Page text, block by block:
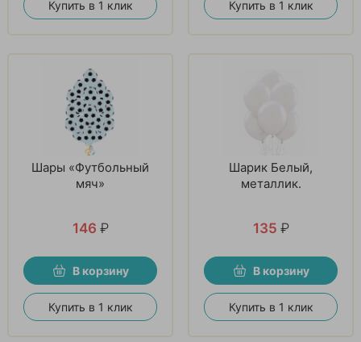
Купить в 1 клик Купить в 1 клик
Шары «Футбольный
мяч»
146 ₽
В корзину
Купить в 1 клик
Шарик Белый,
металлик.
135 ₽
В корзину
Купить в 1 клик